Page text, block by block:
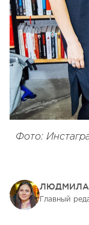
Фото:
ЛЮДМИЛА
Главный